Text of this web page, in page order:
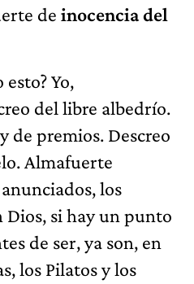
de inocencia del
Yo,
del libre albedrío.
de premios. Descreo
Almafuerte
los
Dios, si hay un punto
de ser, ya son, en
los Pilatos y los